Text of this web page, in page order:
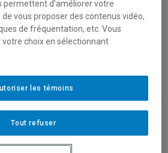
étudiantes au cours de la
de recherche des membres de
humaines de l’UQAM;
professeurs qui n’ont pas de
d’améliorer votre
vous proposer des contenus vidéo,
de fréquentation, etc. Vous
choix en sélectionnant
Tout refuser
les témoins